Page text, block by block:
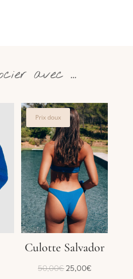
avec ...
Prix doux
Culotte Salvador
50,00€Le
25,00€Le